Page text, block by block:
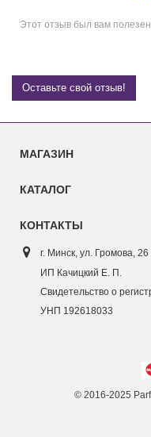
Этот отзыв был вам
Оставьте свой отзыв!
МАГАЗИН
КАТАЛОГ
КОНТАКТЫ
г. Минск, ул. Громова, 26
ИП Качицкий Е. П.
Свидетельство о
УНП 192618033
© 2016-2025